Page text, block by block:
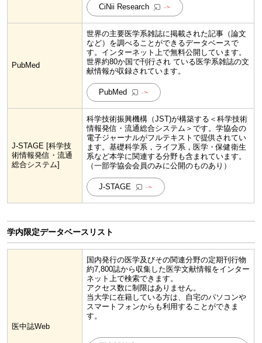
CiNii Research
PubMed
世界の主要医学系雑誌に掲載された記事（論文
など）を調べることができるデータベースで
す。インターネット上で無料公開しています。
世界約80か国で刊行され ている医学系雑誌の文
献情報が収録されています。
PubMed
J-STAGE [科学技
術情報発信・流通
総合システム]
科学技術振興機構（JST)が構築する＜科学技術
情報発信・流通総合システム＞です。学協会の
電子ジャーナルがフルテキストで提供されてい
ます。基礎科学系，ライフ系，医学・保健衛生
系など本学に関連する分野も含まれています。
（一部学協会会員のみに公開のものあり）
J-STAGE
学内限定データベースリスト
医中誌Web
国内発行の医学及びその関連分野の定期刊行物
約7,800誌から収集した医学文献情報をインター
ネット上で検索できます。
アクセス数に制限はありません。
当大学に在籍している方は、自宅のパソコンや
スマートフォンからも利用することができま
す。